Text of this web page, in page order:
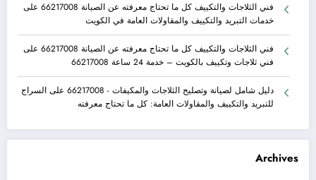
فني الثلاجات والتكييف كل ما تحتاج معرفته عن الصيانة 66217008
على
خدمات التبريد والتكييف والمقاولات العامة في الكويت
فني الثلاجات والتكييف كل ما تحتاج معرفته عن الصيانة 66217008
على
فني ثلاجات وتكييف بالكويت – خدمة 24 ساعة 66217008
دليل شامل لصيانة وتصليح الثلاجات والمكيفات - 66217008 على السراج
للتبريد والتكييف والمقاولات العامة: كل ما تحتاج معرفته
Archives